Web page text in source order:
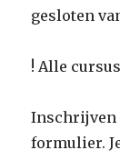
gesloten
! Alle
Inschrijven
formulier.